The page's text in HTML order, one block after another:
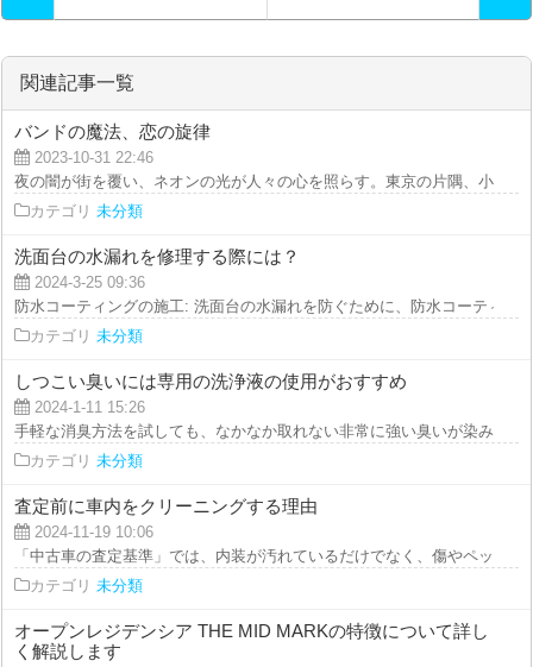
関連記事一覧
バンドの魔法、恋の旋律
2023-10-31 22:46
夜の闇が街を覆い、ネオンの光が人々の心を照らす。東京の片隅、小さな
カテゴリ 未分類
洗面台の水漏れを修理する際には？
2024-3-25 09:36
防水コーティングの施工: 洗面台の水漏れを防ぐために、防水コーティン
カテゴリ 未分類
しつこい臭いには専用の洗浄液の使用がおすすめ
2024-1-11 15:26
手軽な消臭方法を試しても、なかなか取れない非常に強い臭いが染み付い
カテゴリ 未分類
査定前に車内をクリーニングする理由
2024-11-19 10:06
「中古車の査定基準」では、内装が汚れているだけでなく、傷やペットの
カテゴリ 未分類
オープンレジデンシア THE MID MARKの特徴について詳し
く解説します